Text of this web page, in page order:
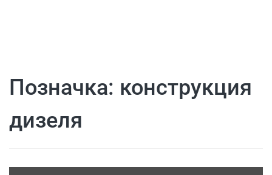
Позначка: конструкция
дизеля